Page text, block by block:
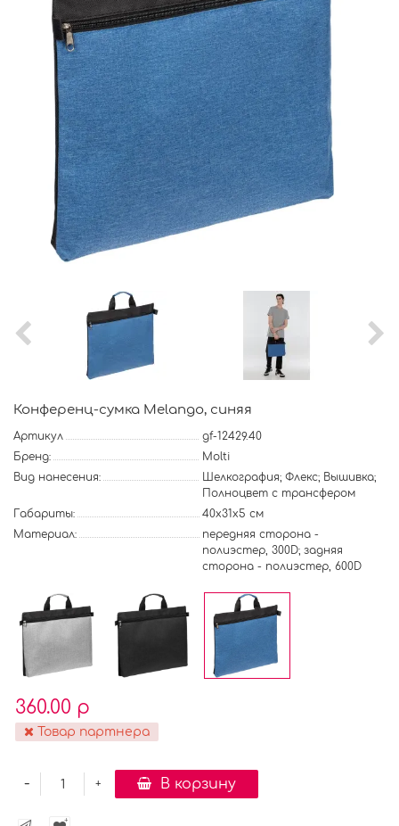
Конференц-сумка Melango, синяя
Артикул
gf-12429.40
Бренд:
Molti
Вид нанесения:
Шелкография; Флекс; Вышивка;
Полноцвет с трансфером
Габариты:
40x31x5 см
Материал:
передняя сторона -
полиэстер, 300D; задняя
сторона - полиэстер, 600D
360.00 р
Товар партнера
+
- В корзину